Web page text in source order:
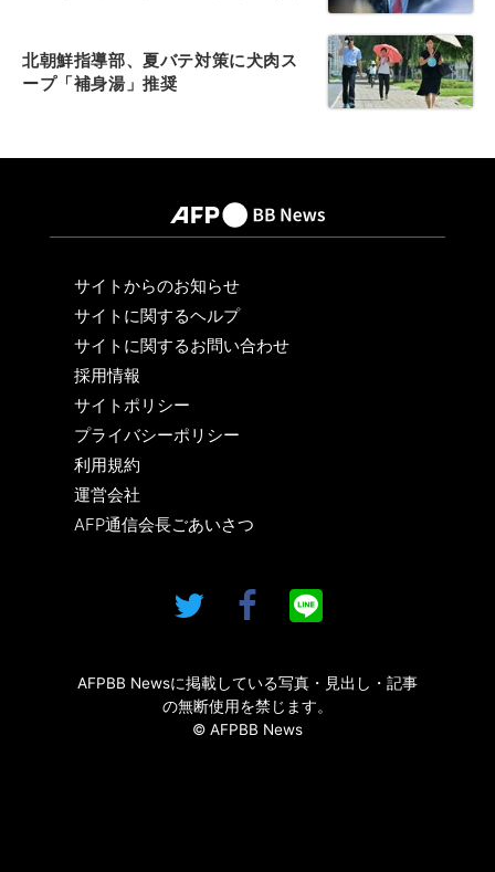
北朝鮮指導部、夏バテ対策に犬肉ス
ープ「補身湯」推奨
サイトからのお知らせ
サイトに関するヘルプ
サイトに関するお問い合わせ
採用情報
サイトポリシー
プライバシーポリシー
利用規約
運営会社
AFP通信会長ごあいさつ
AFPBB Newsに掲載している写真・見出し・記事
の無断使用を禁じます。
© AFPBB News